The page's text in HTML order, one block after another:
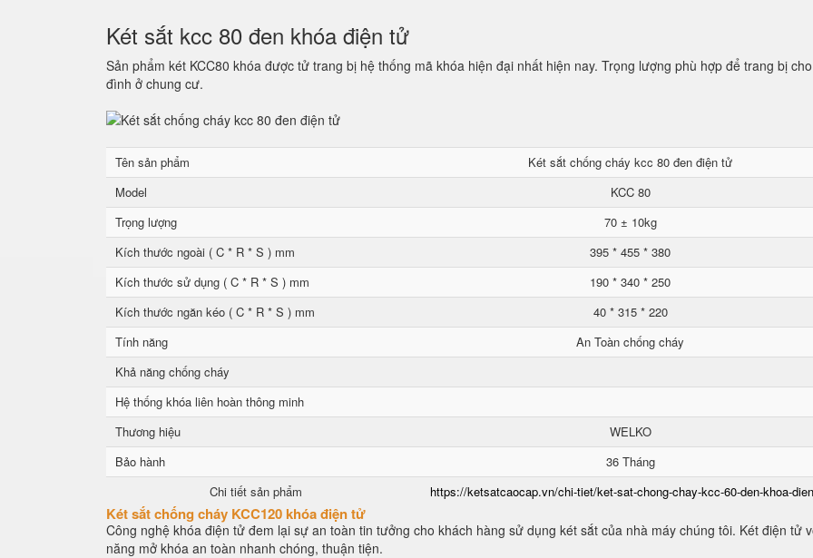
Két sắt kcc 80 đen khóa điện tử
Sản phẩm két KCC80 khóa được tử trang bị hệ thống mã khóa hiện đại nhất hiện nay. Trọng lượng phù hợp để trang bị
đình ở chung cư.
Tên sản phẩm
Két sắt chống cháy kcc 80 đen điện tử
Model
KCC 80
Trọng lượng
70 ± 10kg
Kích thước ngoài ( C * R * S ) mm
395 * 455 * 380
Kích thước sử dụng ( C * R * S ) mm
190 * 340 * 250
Kích thước ngăn kéo ( C * R * S ) mm
40 * 315 * 220
Tính năng
An Toàn chống cháy
Khả năng chống cháy
Hệ thống khóa liên hoàn thông minh
Thương hiệu
WELKO
Bảo hành
36 Tháng
Chi tiết sản phẩm
https://ketsatcaocap.vn/chi-tiet/ket-sat-chong-chay-kcc-60-den-khoa-
Két sắt chống cháy KCC120 khóa điện tử
Công nghệ khóa điện tử đem lại sự an toàn tin tưởng cho khách hàng sử dụng két sắt của nhà máy chúng tôi. Két điện tử
năng mở khóa an toàn nhanh chóng, thuận tiện.